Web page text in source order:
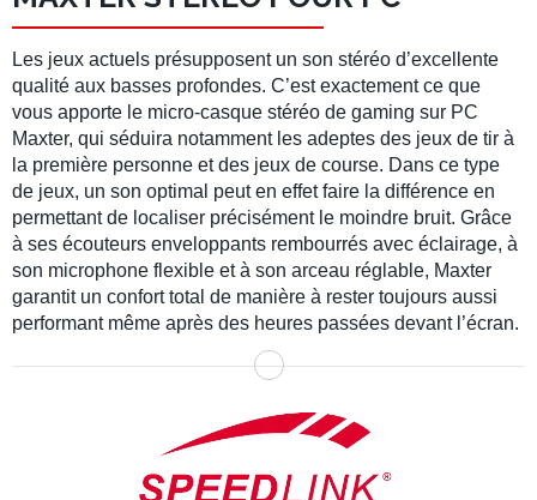
Les jeux actuels présupposent un son stéréo d’excellente
qualité aux basses profondes. C’est exactement ce que
vous apporte le micro-casque stéréo de gaming sur PC
Maxter, qui séduira notamment les adeptes des jeux de tir à
la première personne et des jeux de course. Dans ce type
de jeux, un son optimal peut en effet faire la différence en
permettant de localiser précisément le moindre bruit. Grâce
à ses écouteurs enveloppants rembourrés avec éclairage, à
son microphone flexible et à son arceau réglable, Maxter
garantit un confort total de manière à rester toujours aussi
performant même après des heures passées devant l’écran.